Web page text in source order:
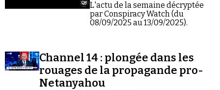
Faire un don
L'actu de la semaine décryptée
par Conspiracy Watch (du
08/09/2025 au 13/09/2025).
Channel 14 : plongée dans les
rouages de la propagande pro-
Netanyahou